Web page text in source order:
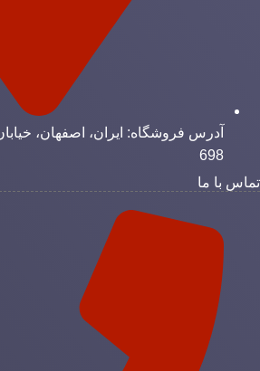
آدرس فروشگاه: ایران، اصفهان،
698
با ما